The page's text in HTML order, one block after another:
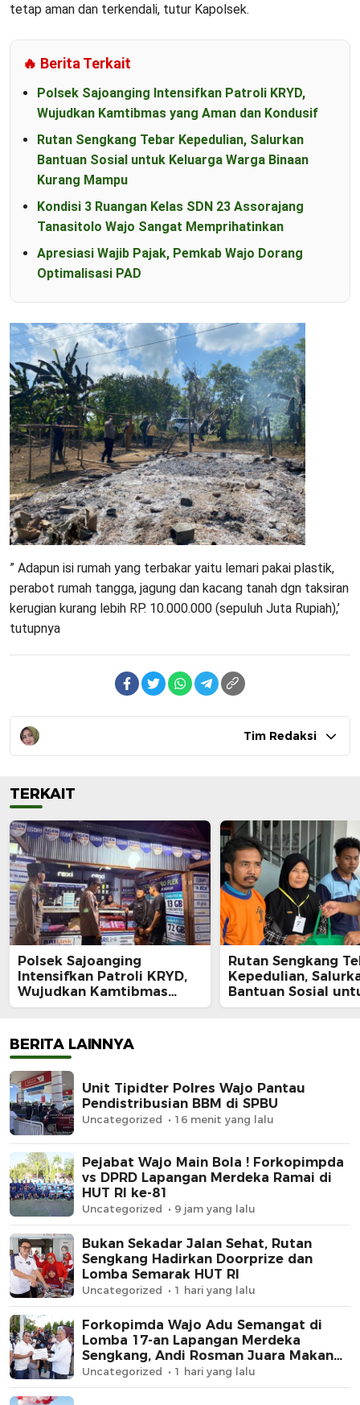
tetap aman dan terkendali, tutur Kapolsek.
🔥 Berita Terkait
Polsek Sajoanging Intensifkan Patroli KRYD,
Wujudkan Kamtibmas yang Aman dan Kondusif
Rutan Sengkang Tebar Kepedulian, Salurkan
Bantuan Sosial untuk Keluarga Warga Binaan
Kurang Mampu
Kondisi 3 Ruangan Kelas SDN 23 Assorajang
Tanasitolo Wajo Sangat Memprihatinkan
Apresiasi Wajib Pajak, Pemkab Wajo Dorang
Optimalisasi PAD
” Adapun isi rumah yang terbakar yaitu lemari pakai plastik,
perabot rumah tangga, jagung dan kacang tanah dgn taksiran
kerugian kurang lebih RP. 10.000.000 (sepuluh Juta Rupiah),’
tutupnya
Tim Redaksi
TERKAIT
Polsek Sajoanging
Intensifkan Patroli KRYD,
Wujudkan Kamtibmas
yang Aman dan Kondusif
Rutan Sengkang
Kepedulian,
Bantuan Sosial
Keluarga Warga
BERITA LAINNYA
Unit Tipidter Polres Wajo Pantau
Pendistribusian BBM di SPBU
Uncategorized 16 menit yang lalu
Pejabat Wajo Main Bola ! Forkopimpda
vs DPRD Lapangan Merdeka Ramai di
HUT RI ke-81
Uncategorized 9 jam yang lalu
Bukan Sekadar Jalan Sehat, Rutan
Sengkang Hadirkan Doorprize dan
Lomba Semarak HUT RI
Uncategorized 1 hari yang lalu
Forkopimda Wajo Adu Semangat di
Lomba 17-an Lapangan Merdeka
Sengkang, Andi Rosman Juara Makan
Krupuk
Uncategorized 1 hari yang lalu